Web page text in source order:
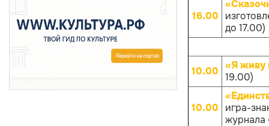
16.00
до 17.00)
10.00 «Я живу
19.00)
10.00
игра-
журнала